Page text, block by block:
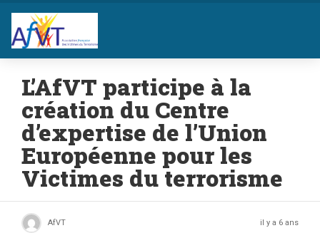
L’AfVT participe à la
création du Centre
d’expertise de l’Union
Européenne pour les
Victimes du terrorisme
AfVT il y a 6 ans